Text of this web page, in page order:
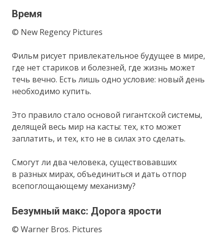
Время
© New Regency Pictures
Фильм рисует привлекательное будущее в мире,
где нет стариков и болезней, где жизнь может
течь вечно. Есть лишь одно условие: новый день
необходимо купить.
Это правило стало основой гигантской системы,
делящей весь мир на касты: тех, кто может
заплатить, и тех, кто не в силах это сделать.
Смогут ли два человека, существовавших
в разных мирах, объединиться и дать отпор
всепоглощающему механизму?
Безумный макс: Дорога ярости
© Warner Bros. Pictures